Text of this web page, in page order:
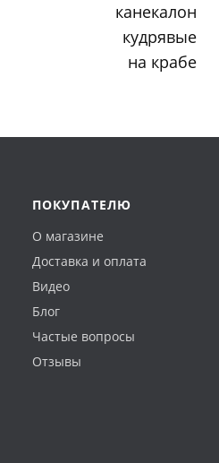
канекалон
кудрявые
на крабе
ПОКУПАТЕЛЮ
О магазине
Доставка и оплата
Видео
Блог
Частые вопросы
Отзывы